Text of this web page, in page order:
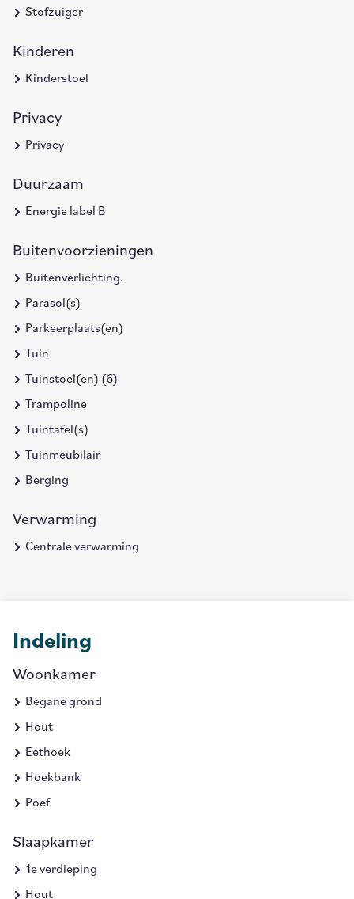
Stofzuiger
Kinderen
Kinderstoel
Privacy
Privacy
Duurzaam
Energie label B
Buitenvoorzieningen
Buitenverlichting.
Parasol(s)
Parkeerplaats(en)
Tuin
Tuinstoel(en) (6)
Trampoline
Tuintafel(s)
Tuinmeubilair
Berging
Verwarming
Centrale verwarming
Indeling
Woonkamer
Begane grond
Hout
Eethoek
Hoekbank
Poef
Slaapkamer
1e verdieping
Hout